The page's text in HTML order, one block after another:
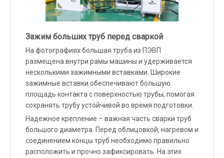
Зажим больших труб перед сваркой
На фотографиях большая труба из ПЭВП
размещена внутри рамы машины и удерживается
несколькими зажимными вставками. Широкие
зажимные вставки обеспечивают большую
площадь контакта с поверхностью трубы, помогая
сохранять трубу устойчивой во время подготовки.
Надежное крепление – важная часть сварки труб
большого диаметра. Перед облицовкой, нагревом и
соединением концы труб необходимо правильно
расположить и прочно зафиксировать. На этих